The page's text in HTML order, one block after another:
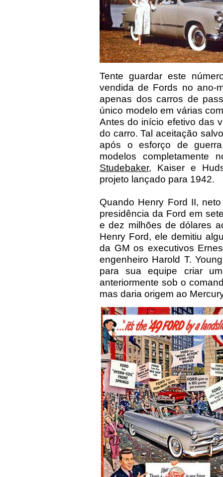
Tente guardar este
vendida de Fords no ano-
apenas dos carros de
único modelo em várias
Antes do início efetivo das
do carro. Tal aceitação
após o esforço de
modelos completamente
Studebaker, Kaiser e
projeto lançado para 1942.
Quando Henry Ford II,
presidência da Ford em
e dez milhões de dólares
Henry Ford, ele demitiu
da GM os executivos
engenheiro Harold T.
para sua equipe criar
anteriormente sob o
mas daria origem ao